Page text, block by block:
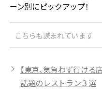
ーン別にピックアップ！
こちらも読まれています
【東京、気負わず行ける
話題のレストラン３選